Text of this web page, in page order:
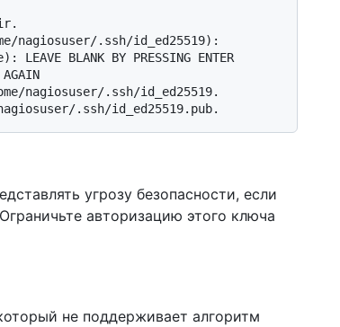
nagiosuser/.ssh/id_ed25519):
LEAVE BLANK BY PRESSING ENTER
nagiosuser/.ssh/id_ed25519.
.ssh/id_ed25519.pub.
угрозу безопасности, если
авторизацию этого ключа
не поддерживает алгоритм